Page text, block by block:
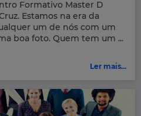
Formativo Master D
Estamos na era da
um de nós com um
boa foto. Quem tem um ...
Ler mais...